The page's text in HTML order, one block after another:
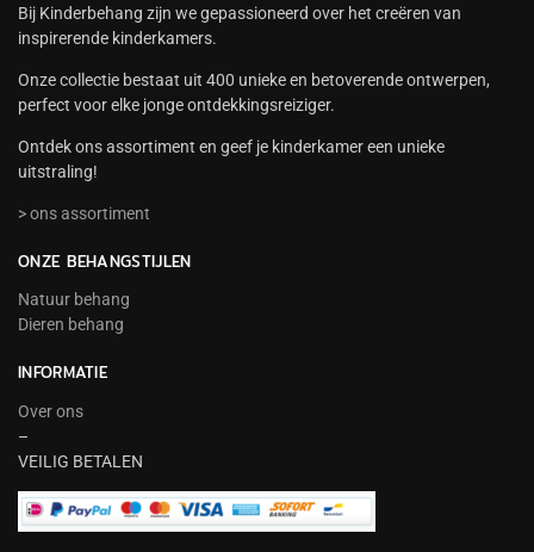
Bij Kinderbehang zijn we gepassioneerd over het creëren van
inspirerende kinderkamers.
Onze collectie bestaat uit 400 unieke en betoverende ontwerpen,
perfect voor elke jonge ontdekkingsreiziger.
Ontdek ons assortiment en geef je kinderkamer een unieke
uitstraling!
> ons assortiment
ONZE BEHANGSTIJLEN
Natuur behang
Dieren behang
INFORMATIE
Over ons
–
VEILIG BETALEN